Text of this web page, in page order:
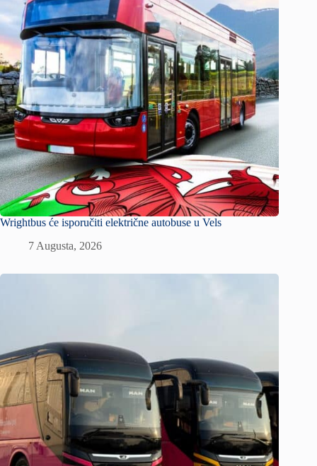
Wrightbus će isporučiti električne autobuse u Vels
7 Augusta, 2026